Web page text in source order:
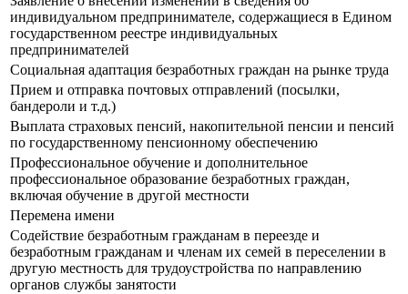
индивидуальном предпринимателе, содержащиеся в Едином
государственном реестре индивидуальных
предпринимателей
Социальная адаптация безработных граждан на рынке труда
Прием и отправка почтовых отправлений (посылки,
бандероли и т.д.)
Выплата страховых пенсий, накопительной пенсии и пенсий
по государственному пенсионному обеспечению
Профессиональное обучение и дополнительное
профессиональное образование безработных граждан,
включая обучение в другой местности
Перемена имени
Содействие безработным гражданам в переезде и
безработным гражданам и членам их семей в переселении в
другую местность для трудоустройства по направлению
органов службы занятости